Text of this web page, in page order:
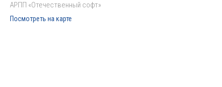
АРПП «Отечественный софт»
Посмотреть на карте